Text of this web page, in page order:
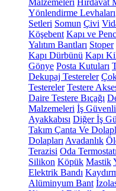
Malzemeleri Hırdavat
Yönlendirme Levhaları
Setleri Somun Çivi
Köşebent Kapı ve
Yalıtım Bantları Stoper
Kapı Dürbünü Kapı
Gönye Posta Kutuları
Dekupaj Testereler
Testereler Testere
Daire Testere Bıçağı
Malzemeleri İş
Ayakkabısı Diğer İş
Takım Çanta Ve
Dolapları Avadanlık
Terazisi Oda Termostatı
Silikon Köpük Mastik
Elektrik Bandı
Alüminyum Bant